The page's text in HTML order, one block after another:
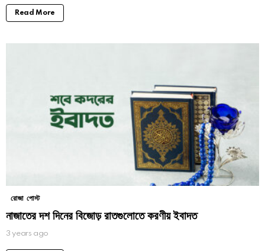
Read More
রোজা পোস্ট
নাজাতের দশ দিনের বিজোড় রাতগুলোতে করণীয় ইবাদত
3 years ago